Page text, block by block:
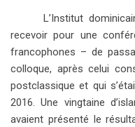
L’Institut
recevoir pour une
francophones – de
colloque, après celui
postclassique et qui
2016. Une vingtaine
avaient présenté le